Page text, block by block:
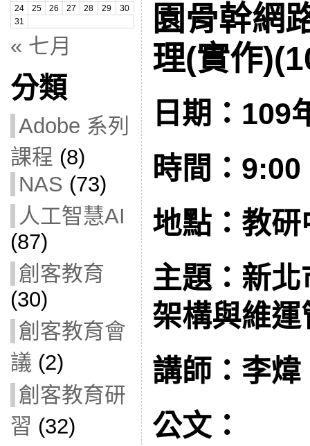
24
25 26 27 28 29
30
31
« 七月
分類
Adobe 系列
課程 (8)
NAS (73)
人工智慧AI
(87)
創客教育
(30)
創客教育會
議 (2)
創客教育研
習 (32)
園骨幹網
理(實作
日期：109
時間：
地點：教研
主題：新
架構與維
講師：李煒
公文：